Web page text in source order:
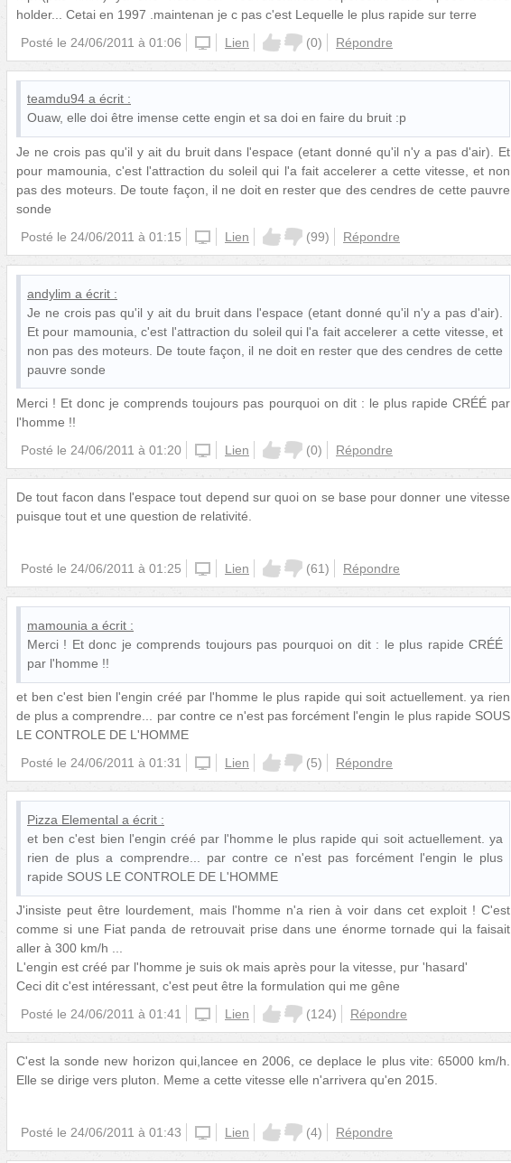
holder... Cetai en 1997 .maintenan je c pas c'est Lequelle le plus rapide sur terre
Posté le 24/06/2011 à 01:06 unknown
Lien (0) Répondre
teamdu94 a écrit :
Ouaw, elle doi être imense cette engin et sa doi en faire du bruit :p
Je ne crois pas qu'il y ait du bruit dans l'espace (etant donné qu'il n'y a pas d'air). Et
pour mamounia, c'est l'attraction du soleil qui l'a fait accelerer a cette vitesse, et non
pas des moteurs. De toute façon, il ne doit en rester que des cendres de cette pauvre
sonde
Posté le 24/06/2011 à 01:15 unknown
Lien (99) Répondre
andylim a écrit :
Je ne crois pas qu'il y ait du bruit dans l'espace (etant donné qu'il n'y a pas d'air).
Et pour mamounia, c'est l'attraction du soleil qui l'a fait accelerer a cette vitesse, et
non pas des moteurs. De toute façon, il ne doit en rester que des cendres de cette
pauvre sonde
Merci ! Et donc je comprends toujours pas pourquoi on dit : le plus rapide CRÉÉ par
l'homme !!
Posté le 24/06/2011 à 01:20 unknown
Lien (0) Répondre
De tout facon dans l'espace tout depend sur quoi on se base pour donner une vitesse
puisque tout et une question de relativité.
Posté le 24/06/2011 à 01:25 unknown
Lien (61) Répondre
mamounia a écrit :
Merci ! Et donc je comprends toujours pas pourquoi on dit : le plus rapide CRÉÉ
par l'homme !!
et ben c'est bien l'engin créé par l'homme le plus rapide qui soit actuellement. ya rien
de plus a comprendre... par contre ce n'est pas forcément l'engin le plus rapide SOUS
LE CONTROLE DE L'HOMME
Posté le 24/06/2011 à 01:31 unknown
Lien (5) Répondre
Pizza Elemental a écrit :
et ben c'est bien l'engin créé par l'homme le plus rapide qui soit actuellement. ya
rien de plus a comprendre... par contre ce n'est pas forcément l'engin le plus
rapide SOUS LE CONTROLE DE L'HOMME
J'insiste peut être lourdement, mais l'homme n'a rien à voir dans cet exploit ! C'est
comme si une Fiat panda de retrouvait prise dans une énorme tornade qui la faisait
aller à 300 km/h ...
L'engin est créé par l'homme je suis ok mais après pour la vitesse, pur 'hasard'
Ceci dit c'est intéressant, c'est peut être la formulation qui me gêne
Posté le 24/06/2011 à 01:41 unknown
Lien (124) Répondre
C'est la sonde new horizon qui,lancee en 2006, ce deplace le plus vite: 65000 km/h.
Elle se dirige vers pluton. Meme a cette vitesse elle n'arrivera qu'en 2015.
Posté le 24/06/2011 à 01:43 unknown
Lien (4) Répondre